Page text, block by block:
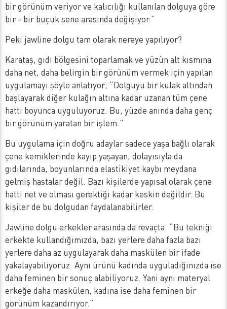
bir görünüm veriyor ve kalıcılığı kullanılan dolguya göre
bir - bir buçuk sene arasında değişiyor.”
Peki jawline dolgu tam olarak nereye yapılıyor?
Karataş, gıdı bölgesini toparlamak ve yüzün alt kısmına
daha net, daha belirgin bir görünüm vermek için yapılan
uygulamayı şöyle anlatıyor; “Dolguyu bir kulak altından
başlayarak diğer kulağın altına kadar uzanan tüm çene
hattı boyunca uyguluyoruz. Bu, yüzde anında daha genç
bir görünüm yaratan bir işlem.”
Bu uygulama için doğru adaylar sadece yaşa bağlı olarak
çene kemiklerinde kayıp yaşayan, dolayısıyla da
gıdılarında, boyunlarında elastikiyet kaybı meydana
gelmiş hastalar değil. Bazı kişilerde yapısal olarak çene
hattı net ve olması gerektiği kadar keskin değildir. Bu
kişiler de bu dolgudan faydalanabilirler.
Jawline dolgu erkekler arasında da revaçta. “Bu tekniği
erkekte kullandığımızda, bazı yerlere daha fazla bazı
yerlere daha az uygulayarak daha maskülen bir ifade
yakalayabiliyoruz. Aynı ürünü kadında uyguladığınızda ise
daha feminen bir sonuç alabiliyoruz. Yani aynı materyal
erkeğe daha maskülen, kadına ise daha feminen bir
görünüm kazandırıyor.”